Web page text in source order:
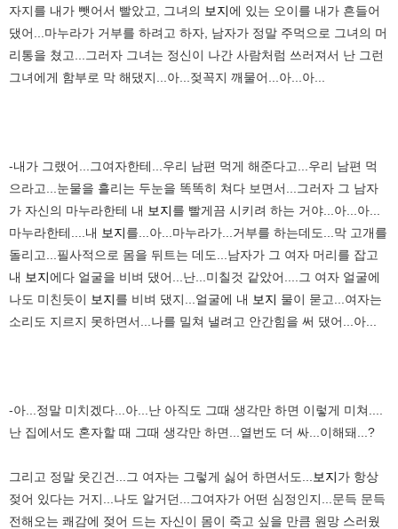
자지를 내가 뺏어서 빨았고, 그녀의 보지에 있는 오이를 내가 흔들어
댔어...마누라가 거부를 하려고 하자, 남자가 정말 주먹으로 그녀의 머
리통을 쳤고...그러자 그녀는 정신이 나간 사람처럼 쓰러져서 난 그런
그녀에게 함부로 막 해댔지...아...젖꼭지 깨물어...아...아...
-내가 그랬어...그여자한테...우리 남편 먹게 해준다고...우리 남편 먹
으라고...눈물을 흘리는 두눈을 똑똑히 쳐다 보면서...그러자 그 남자
가 자신의 마누라한테 내 보지를 빨게끔 시키려 하는 거야...아...아...
마누라한테....내 보지를...아...마누라가...거부를 하는데도...막 고개를
돌리고...필사적으로 몸을 뒤트는 데도...남자가 그 여자 머리를 잡고
내 보지에다 얼굴을 비벼 댔어...난...미칠것 같았어....그 여자 얼굴에
나도 미친듯이 보지를 비벼 댔지...얼굴에 내 보지 물이 묻고...여자는
소리도 지르지 못하면서...나를 밀쳐 낼려고 안간힘을 써 댔어...아...
-아...정말 미치겠다...아...난 아직도 그때 생각만 하면 이렇게 미쳐....
난 집에서도 혼자할 때 그때 생각만 하면...열번도 더 싸...이해돼...?
그리고 정말 웃긴건...그 여자는 그렇게 싫어 하면서도... 보지가 항상
젖어 있다는 거지...나도 알거던...그여자가 어떤 심정인지...문득 문득
전해오는 쾌감에 젖어 드는 자신이 몸이 죽고 싶을 만큼 원망 스러웠